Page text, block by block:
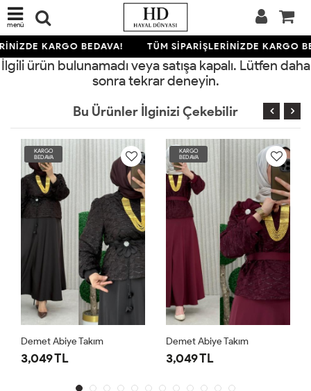
menü
KARGO BEDAVA! TÜM SİPARİŞLERİNİZDE KARGO
İlgili ürün bulunamadı veya satışa kapalı. Lütfen daha
sonra tekrar deneyin.
Bu Ürünler İlginizi Çekebilir
KARGO
BEDAVA
Demet Abiye Takım
3,049 TL
KARGO
BEDAVA
Demet Abiye Takım
3,049 TL